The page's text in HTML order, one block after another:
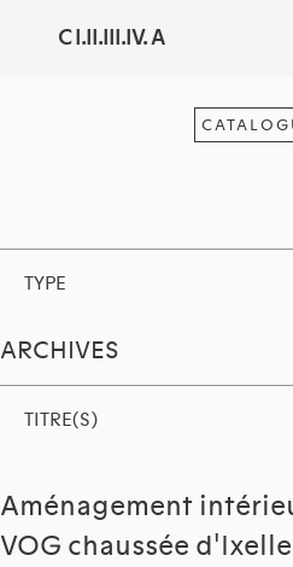
C I.II.III.IV. A
TYPE
ARCHIVES
TITRE(S)
Aménagement
VOG chaussée